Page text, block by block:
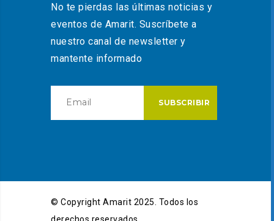
No te pierdas las últimas noticias y
eventos de Amarit. Suscríbete a
nuestro canal de newsletter y
mantente informado
© Copyright Amarit 2025. Todos los
derechos reservados.